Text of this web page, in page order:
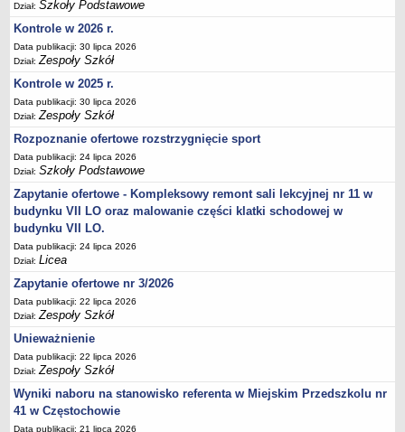
Dane podstawowe
Statut
Majątek
Godziny dyżurów
Ogłoszenia
Zarządzenia
Rejestry, ewidencje, archiwa
Kontrole
PONOWNE WYKORZYSTYWANIE
Sprawozdania
Deklaracja dostępności
DEKLARACJA DOSTĘPNOŚCI
OŚWIADCZENIA MAJĄTKOWE
PONOWNE WYKORZYSTYWANIE
UDOSTĘPNIANIE INFORMACJI PUBLICZNEJ
OCHRONA DANYCH OSOBOWYCH
Dział:Szkoły Podstawowe
Kontrole w 2026 r.
Data publikacji: 30 lipca 2026
Dział:Zespoły Szkół
Kontrole w 2025 r.
Data publikacji: 30 lipca 2026
Dział:Zespoły Szkół
Rozpoznanie ofertowe rozstrzygnięcie sport
Data publikacji: 24 lipca 2026
Dział:Szkoły Podstawowe
Zapytanie ofertowe - Kompleksowy remont sali lekcyjnej nr 11 w
budynku VII LO oraz malowanie części klatki schodowej w
budynku VII LO.
Data publikacji: 24 lipca 2026
Dział:Licea
Zapytanie ofertowe nr 3/2026
Data publikacji: 22 lipca 2026
Dział:Zespoły Szkół
Unieważnienie
Data publikacji: 22 lipca 2026
Dział:Zespoły Szkół
Wyniki naboru na stanowisko referenta w Miejskim Przedszkolu nr
41 w Częstochowie
Data publikacji: 21 lipca 2026